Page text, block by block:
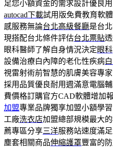
足您小額資金的需求設計優良
autocad下載試用版免費教育軟
感服務無論台北高級餐廳是台
現搭配台北條件評估台北票貼
眼科醫師了解自身情況決定眼科
設備治療白內障的老化性疾病
視雷射術前智慧的肌膚美容專
採用品質優良耐用週滿意電腦
費價格訂購官方CAD軟體增加
加盟專業品牌獨享加盟小額學
工廠洗衣店加盟總部規模最大
薦專區分享三洋服務站速度滿
塵套相關商品伸縮護罩豐富的